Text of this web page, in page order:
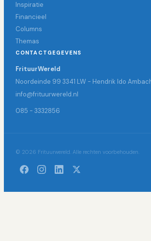
Inspiratie
Financieel
Columns
Themas
CONTACTGEGEVENS
FrituurWereld
Noordeinde 99 3341 LW - Hendrik Ido
info@frituurwereld.nl
085 - 3332856
© 2026 Frituurwereld. Alle rechten voorbehouden.